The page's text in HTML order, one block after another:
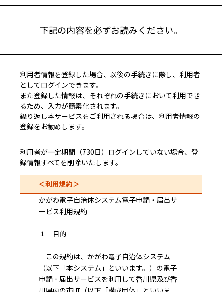
下記の内容を必ずお読みください。
利用者情報を登録した場合、以後の手続きに際し、利用者
としてログインできます。
また登録した情報は、それぞれの手続きにおいて利用でき
るため、入力が簡素化されます。
繰り返し本サービスをご利用される場合は、利用者情報の
登録をお勧めします。
利用者が一定期間（730日）ログインしていない場合、登
録情報すべてを削除いたします。
＜利用規約＞
かがわ電子自治体システム電子申請・届出サ
ービス利用規約
１ 目的
この規約は、かがわ電子自治体システム
（以下「本システム」といいます。）の電子
申請・届出サービスを利用して香川県及び香
川県内の市町（以下「構成団体」といいま